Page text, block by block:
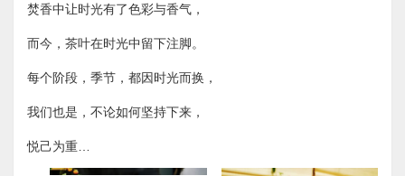
焚香中让时光有了色彩与香气，
而今，茶叶在时光中留下注脚。
​每个阶段，季节，都因时光而换，
​我们也是，不论如何坚持下来，
悦己为重…